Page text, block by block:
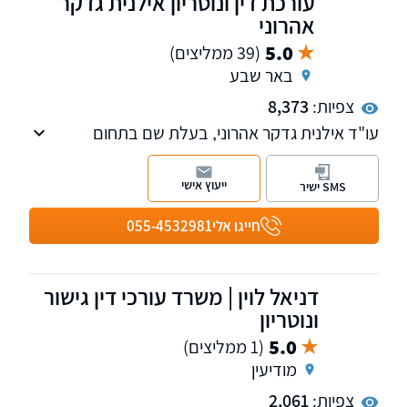
אהרוני
5.0 (39 ממליצים)
באר שבע
צפיות: 8,373
עו"ד אילנית גדקר אהרוני, בעלת שם בתחום
הביטוח הלאומי ובייצוג לקוחות בתחום נפגעי
עבודה, נכות כללית, נפגעי פעולות איבה וטרור
לרבות ייצוג בוועדות רפואיות ובערכאות משפטיות.
חייגו אלי055-4532981
SMS ישיר ייעוץ אישי
דניאל לוין | משרד עורכי דין גישור
ונוטריון
5.0 (1 ממליצים)
מודיעין
צפיות:2,061